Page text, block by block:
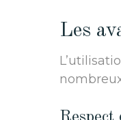
Les